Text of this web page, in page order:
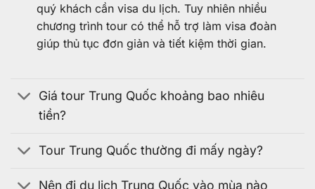
quý khách cần visa du lịch. Tuy nhiên nhiều
chương trình tour có thể hỗ trợ làm visa đoàn
giúp thủ tục đơn giản và tiết kiệm thời gian.
Giá tour Trung Quốc khoảng bao nhiêu
tiền?
Tour Trung Quốc thường đi mấy ngày?
Nên đi du lịch Trung Quốc vào mùa nào